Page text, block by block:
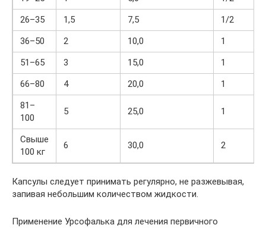
26–35
1,5 7,5
1/2
36–50
2 10,0
1
51–65
3 15,0
1
66–80
4 20,0
1
81–
100
5 25,0 1
Свыше
100 кг
6 30,0 2
Капсулы следует принимать регулярно, не разжевывая,
запивая небольшим количеством жидкости.
Применение Урсофалька для лечения первичного